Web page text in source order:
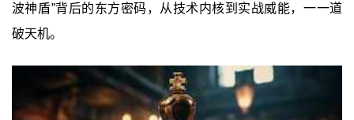
波神盾”背后的东方密码，从技术内核到实战威能，一一道
破天机。